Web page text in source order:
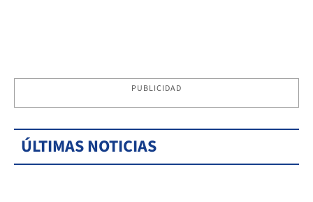
PUBLICIDAD
ÚLTIMAS NOTICIAS